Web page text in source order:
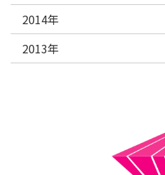
2014年
2013年